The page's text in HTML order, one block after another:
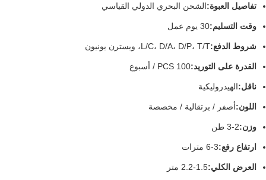
تفاصيل العبوة:الشحن البحري الدولي القياسي
وقت التسليم:30 يوم عمل
شروط الدفع:L/C، D/A، D/P، T/T، ويسترن يونيون
القدرة على التوريد:100 PCS / أسبوع
ناقل:الهيدروليكية
اللون:أصفر / برتقالية / مخصصة
وزن:2-3 طن
ارتفاع رفع:3-6 مترات
العرض الكلي:1.5-2.2 متر